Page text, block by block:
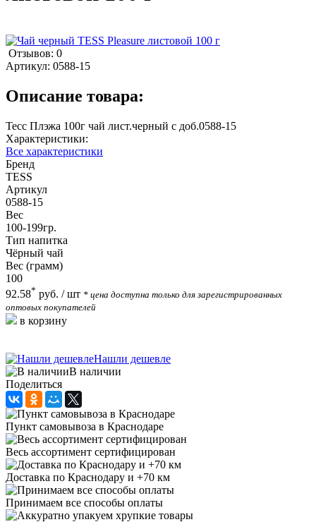
Отзывов: 0
Артикул: 0588-15
Описание товара:
Тесс Плэжа 100г чай лист.черный с доб.0588-15
Характеристики:
Все характеристики
Бренд
TESS
Артикул
0588-15
Вес
100-199гр.
Тип напитка
Чёрный чай
Вес (грамм)
100
92.58* руб. / шт * цена доступна только для зарегистрированных
оптовых покупателей
в корзину
Нашли дешевле
В наличии
Поделиться
Пункт самовывоза в Краснодаре
Весь ассортимент сертифицирован
Доставка по Краснодару и +70 км
Принимаем все способы оплаты